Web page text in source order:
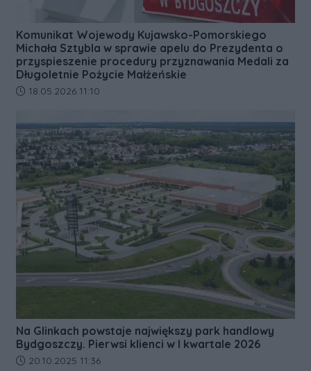
Komunikat Wojewody Kujawsko-Pomorskiego
Michała Sztybla w sprawie apelu do Prezydenta o
przyspieszenie procedury przyznawania Medali za
Długoletnie Pożycie Małżeńskie
Data dodania artykułu:
18.05.2026 11:10
Na Glinkach powstaje największy park handlowy
Bydgoszczy. Pierwsi klienci w I kwartale 2026
Data dodania artykułu:
20.10.2025 11:36